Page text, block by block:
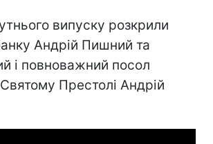
випуску розкрили
Андрій Пишний та
і повноважний посол
Престолі Андрій